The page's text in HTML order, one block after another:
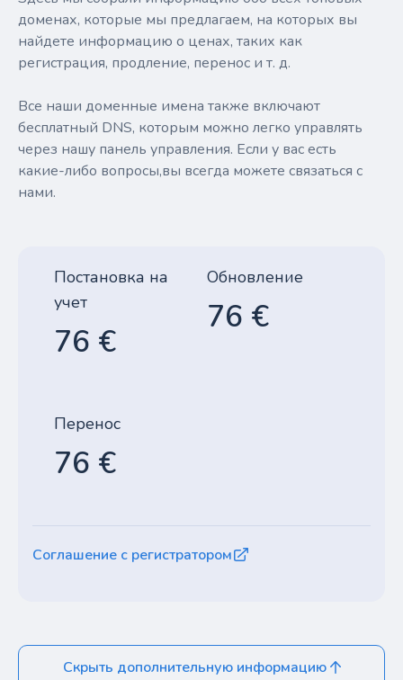
доменах, которые мы предлагаем, на которых вы
найдете информацию о ценах, таких как
регистрация, продление, перенос и т. д.
Все наши доменные имена также включают
бесплатный DNS, которым можно легко управлять
через нашу панель управления. Если у вас есть
какие-либо вопросы,вы всегда можете связаться с
нами.
Постановка на
учет
76 €
Обновление
76 €
Перенос
76 €
Соглашение с регистратором
Скрыть дополнительную информацию